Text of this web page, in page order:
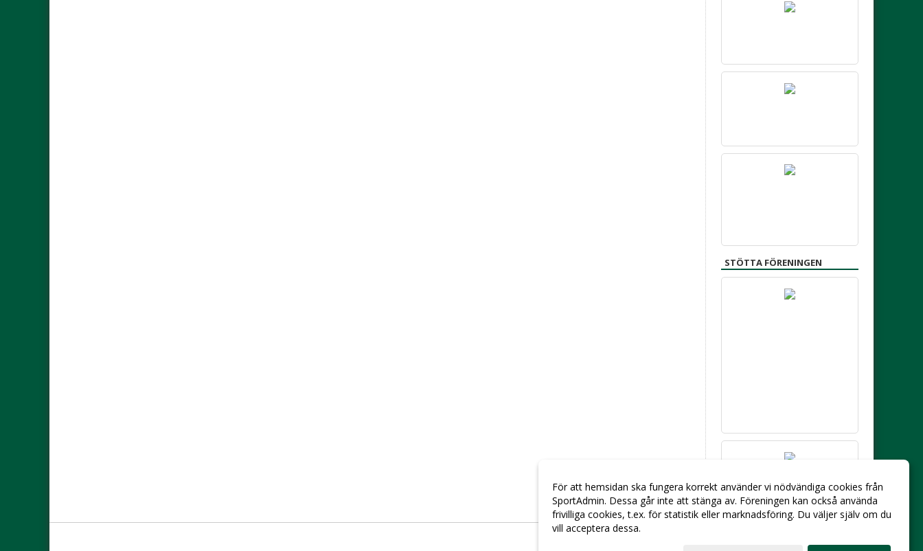
STÖTTA FÖRENINGEN
För att hemsidan ska fungera korrekt använder vi nödvändiga cookies från
SportAdmin. Dessa går inte att stänga av. Föreningen kan också använda
frivilliga cookies, t.ex. för statistik eller marknadsföring. Du väljer själv om du
vill acceptera dessa.